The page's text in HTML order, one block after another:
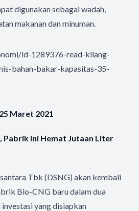
digunakan sebagai wadah,
makanan dan minuman.
id-1289376-read-kilang-
bahan-bakar-kapasitas-35-
Maret 2021
Pabrik Ini Hemat Jutaan Liter
Tbk (DSNG) akan kembali
Bio-CNG baru dalam dua
yang disiapkan